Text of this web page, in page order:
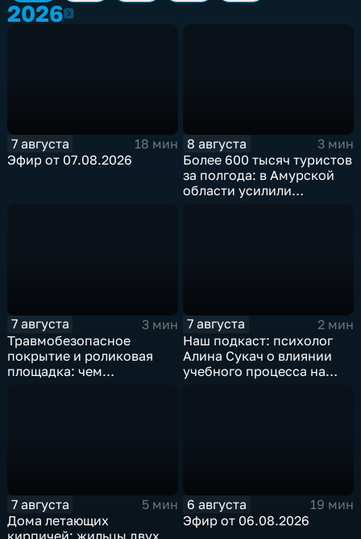
20262026
7 августа
18 мин
Эфир от 07.08.2026
8 августа
3 мин
Более 600 тысяч туристов
за полгода: в Амурской
области усилили
7 августа
3 мин
Травмобезопасное
покрытие и роликовая
площадка: чем
7 августа
2 мин
Наш подкаст: психолог
Алина Сукач о влиянии
учебного процесса на
7 августа
5 мин
Дома летающих
6 августа
19 мин
Эфир от 06.08.2026